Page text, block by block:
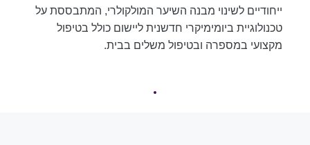
ייחודיים לשינוי מבנה השיער המולקולרי, המתבססת על
טכנולוגיית ביומימיקרי חדשנית ליישום כולל בטיפול
מקצועי במספרה ובטיפול משלים בבית.